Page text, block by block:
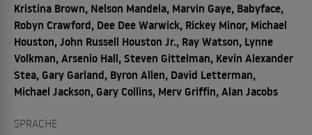
Kristina Brown, Nelson Mandela, Marvin Gaye, Babyface,
Robyn Crawford, Dee Dee Warwick, Rickey Minor, Michael
Houston, John Russell Houston Jr., Ray Watson, Lynne
Volkman, Arsenio Hall, Steven Gittelman, Kevin Alexander
Stea, Gary Garland, Byron Allen, David Letterman,
Michael Jackson, Gary Collins, Merv Griffin, Alan Jacobs
SPRACHE